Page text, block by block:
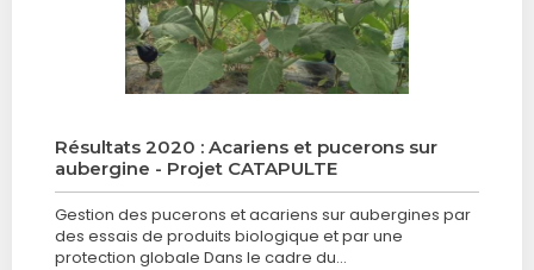
Résultats 2020 : Acariens et pucerons sur
aubergine - Projet CATAPULTE
Gestion des pucerons et acariens sur aubergines par
des essais de produits biologique et par une
protection globale Dans le cadre du…